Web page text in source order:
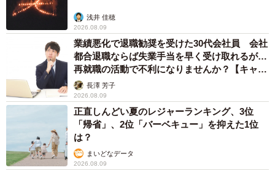
浅井 佳穂
2026.08.09
業績悪化で退職勧奨を受けた30代会社員 会社
都合退職ならば失業手当を早く受け取れるが…
再就職の活動で不利になりませんか？【キャリ
アカウンセラーが解説】
長澤 芳子
2026.08.09
正直しんどい夏のレジャーランキング、3位
「帰省」、2位「バーベキュー」を抑えた1位
は？
まいどなデータ
2026.08.09